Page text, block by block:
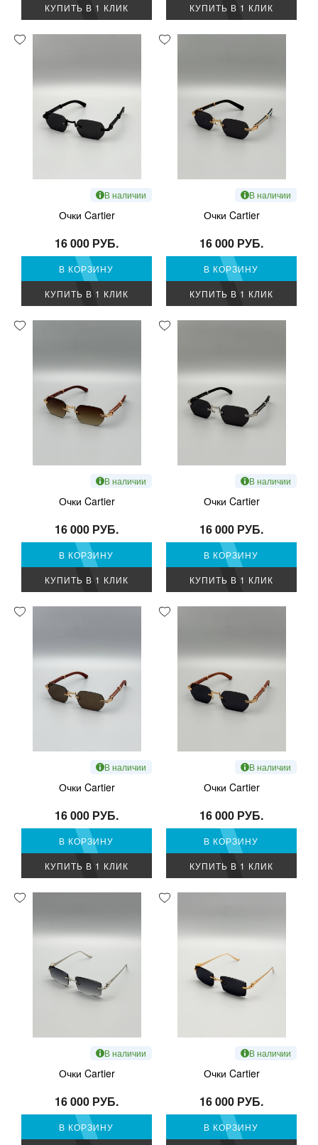
КУПИТЬ В 1 КЛИК КУПИТЬ В 1 КЛИК
В наличии
Очки Cartier
16 000 РУБ.
В КОРЗИНУ
КУПИТЬ В 1 КЛИК
В наличии
Очки Cartier
16 000 РУБ.
В КОРЗИНУ
КУПИТЬ В 1 КЛИК
В наличии
Очки Cartier
16 000 РУБ.
В КОРЗИНУ
КУПИТЬ В 1 КЛИК
В наличии
Очки Cartier
16 000 РУБ.
В КОРЗИНУ
КУПИТЬ В 1 КЛИК
В наличии
Очки Cartier
16 000 РУБ.
В КОРЗИНУ
КУПИТЬ В 1 КЛИК
В наличии
Очки Cartier
16 000 РУБ.
В КОРЗИНУ
КУПИТЬ В 1 КЛИК
В наличии
Очки Cartier
16 000 РУБ.
В КОРЗИНУ
В наличии
Очки Cartier
16 000 РУБ.
В КОРЗИНУ